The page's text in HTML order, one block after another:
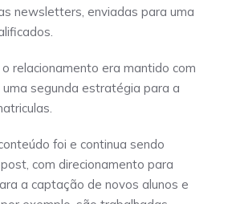
newsletters, enviadas para uma
relacionamento era mantido com
uma segunda estratégia para a
foi e continua sendo
com direcionamento para
a captação de novos alunos e